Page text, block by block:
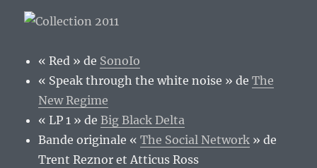
« Red » de SonoIo
« Speak through the white noise » deThe
New Regime
« LP 1 » deBig Black Delta
Bande originale «The Social Network » de
Trent Reznor et Atticus Ross